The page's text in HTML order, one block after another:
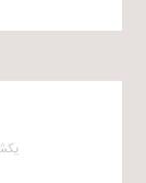
یکشنبه ۱۷